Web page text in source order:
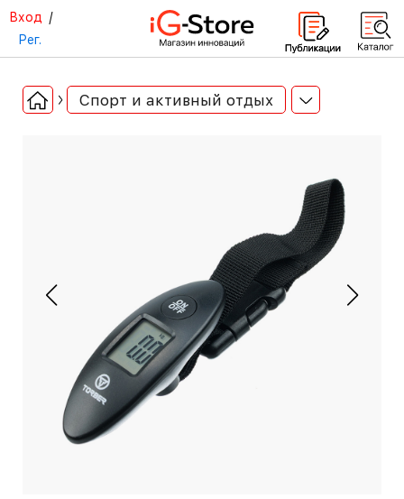
Вход /
Рег.
Спорт и активный отдых